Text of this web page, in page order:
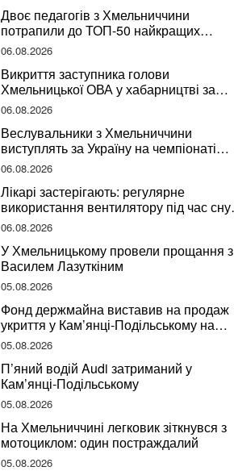
Двоє педагогів з Хмельниччини
потрапили до ТОП-50 найкращих
учителів України
06.08.2026
Викриття заступника голови
Хмельницької ОВА у хабарництві за
підписання контрактів на ремонт доріг
06.08.2026
Веслувальники з Хмельниччини
виступлять за Україну на чемпіонаті
світу
06.08.2026
Лікарі застерігають: регулярне
використання вентилятору під час сну
може негативно вплинути на ваше
здоров’я
06.08.2026
У Хмельницькому провели прощання з
Василем Лазуткіним
05.08.2026
Фонд держмайна виставив на продаж
укриття у Кам’янці-Подільському на
Хмельниччині
05.08.2026
П’яний водій Audi затриманий у
Кам’янці-Подільському
05.08.2026
На Хмельниччині легковик зіткнувся з
мотоциклом: один постраждалий
05.08.2026